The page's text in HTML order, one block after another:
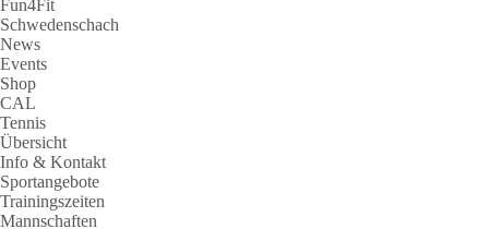
Fun4Fit
Schwedenschach
News
Events
Shop
CAL
Tennis
Übersicht
Info & Kontakt
Sportangebote
Trainingszeiten
Mannschaften